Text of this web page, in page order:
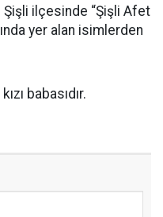
ilçesinde “Şişli Afet
yer alan isimlerden
babasıdır.